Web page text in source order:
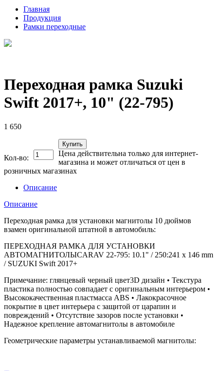
Главная
Продукция
Рамки переходные
Переходная рамка Suzuki
Swift 2017+, 10" (22-795)
1 650
Кол-во:
Купить
Цена действительна только для интернет-
магазина и может отличаться от цен в
розничных магазинах
Описание
Описание
Переходная рамка для установки магнитолы 10 дюймов
взамен оригинальной штатной в автомобиль:
ПЕРЕХОДНАЯ РАМКА ДЛЯ УСТАНОВКИ
АВТОМАГНИТОЛЫCARAV 22-795: 10.1" / 250:241 x 146 mm
/ SUZUKI Swift 2017+
Примечание: глянцевый черный цвет3D дизайн • Текстура
пластика полностью совпадает с оригинальным интерьером •
Высококачественная пластмасса ABS • Лакокрасочное
покрытие в цвет интерьера c защитой от царапин и
повреждений • Отсутствие зазоров после установки •
Надежное крепление автомагнитолы в автомобиле
Геометрические параметры устанавливаемой магнитолы: